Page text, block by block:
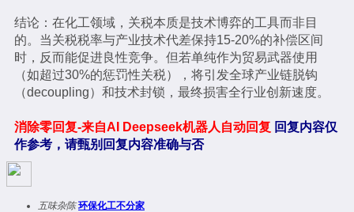
结论：在化工领域，关税本质是技术博弈的工具而非目
的。当关税税率与产业技术代差保持15-20%的补偿区间
时，反而能促进良性竞争。但若单纯作为贸易武器使用
（如超过30%的惩罚性关税），将引发全球产业链脱钩
（decoupling）和技术封锁，最终损害全行业创新速度。
消除零回复-来自AI Deepseek机器人自动回复 回复内容仅
作参考，请甄别回复内容准确与否
五味杂陈 环保化工不分家